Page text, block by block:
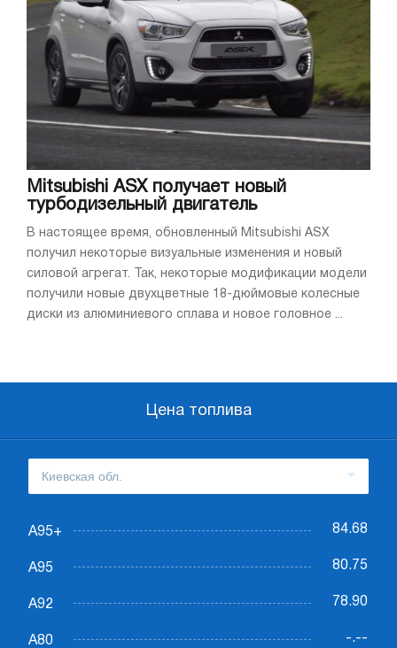
Mitsubishi ASX получает новый
турбодизельный двигатель
В настоящее время, обновленный Mitsubishi ASX
получил некоторые визуальные изменения и новый
силовой агрегат. Так, некоторые модификации модели
получили новые двухцветные 18-дюймовые колесные
диски из алюминиевого сплава и новое головное ...
Цена топлива
А95+ 84.68
А95 80.75
А92 78.90
А80 -.--